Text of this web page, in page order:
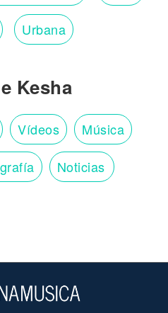
Urbana
Kesha
Vídeos Música
Noticias